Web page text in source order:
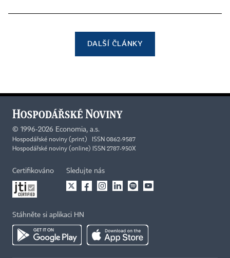
DALŠÍ ČLÁNKY
© 1996-2026 Economia, a.s.
Hospodářské noviny (print) ISSN 0862-9587
Hospodářské noviny (online) ISSN 2787-950X
Certifikováno Sledujte nás
Stáhněte si aplikaci HN